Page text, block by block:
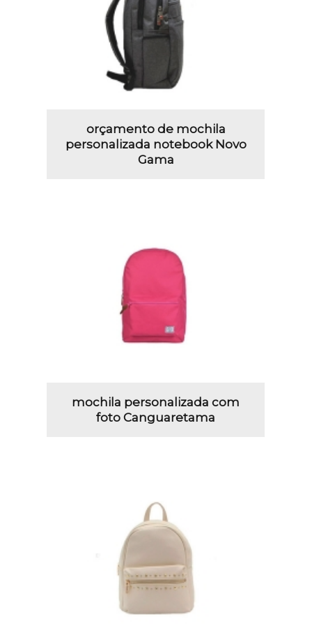
orçamento de mochila
personalizada notebook Novo
Gama
mochila personalizada com
foto Canguaretama